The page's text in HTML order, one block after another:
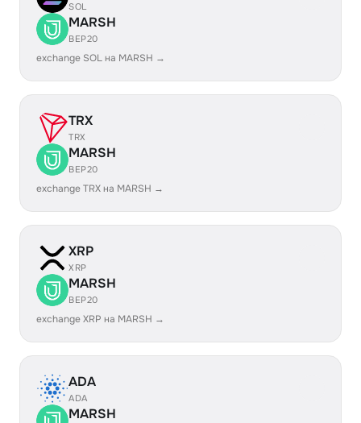
SOL
MARSH
BEP20
exchange SOL на MARSH →
TRX
TRX
MARSH
BEP20
exchange TRX на MARSH →
XRP
XRP
MARSH
BEP20
exchange XRP на MARSH →
ADA
ADA
MARSH